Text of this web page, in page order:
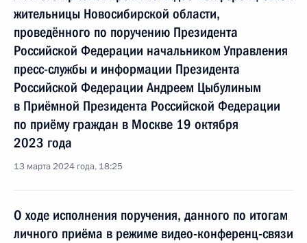
жительницы Новосибирской области,
проведённого по поручению Президента
Российской Федерации начальником Управления
пресс-службы и информации Президента
Российской Федерации Андреем Цыбулиным
в Приёмной Президента Российской Федерации
по приёму граждан в Москве 19 октября
2023 года
13 марта 2024 года, 18:25
О ходе исполнения поручения, данного по итогам
личного приёма в режиме видео-конференц-связи